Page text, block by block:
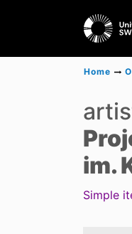
Home
im.
Simple